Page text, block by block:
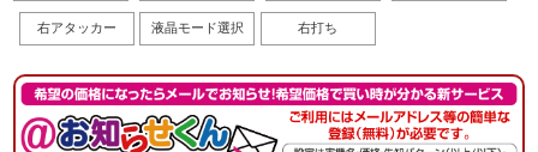
右アタッカー 液晶モード選択 右打ち